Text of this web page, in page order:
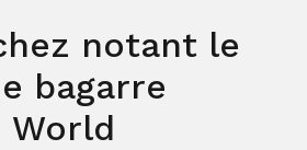
notant le
bagarre